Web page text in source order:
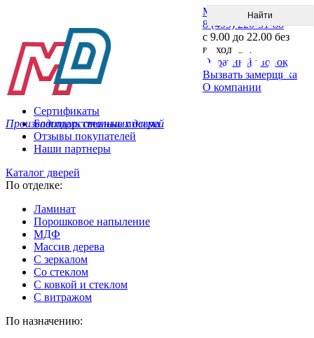
Производитель стальных дверей
Меню
8 (495) 220-51-88
с 9.00 до 22.00 без
выходных
Обратный звонок
Вызвать замерщика
О компании
Сертификаты
Благодарственные письма
Отзывы покупателей
Наши партнеры
Каталог дверей
По отделке:
Ламинат
Порошковое напыление
МДФ
Массив дерева
С зеркалом
Со стеклом
С ковкой и стеклом
С витражом
По назначению: